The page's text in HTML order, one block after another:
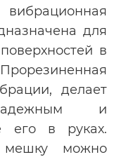
для
в
делает
и
его в руках.
мешку можно